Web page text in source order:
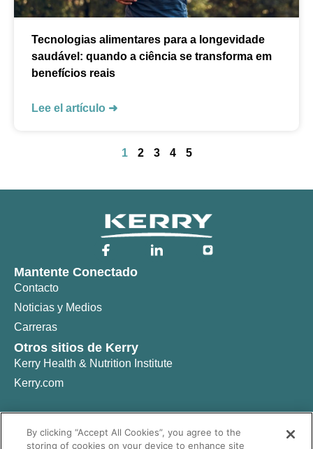
Tecnologias alimentares para a longevidade
saudável: quando a ciência se transforma em
benefícios reais
Lee el artículo ➜
1 2 3 4 5
Mantente Conectado
Contacto
Noticias y Medios
Carreras
Otros sitios de Kerry
Kerry Health & Nutrition Institute
Kerry.com
© Copyright 2025, Kerry Group plc. All rights Reserved
By clicking “Accept All Cookies”, you agree to the
storing of cookies on your device to enhance site